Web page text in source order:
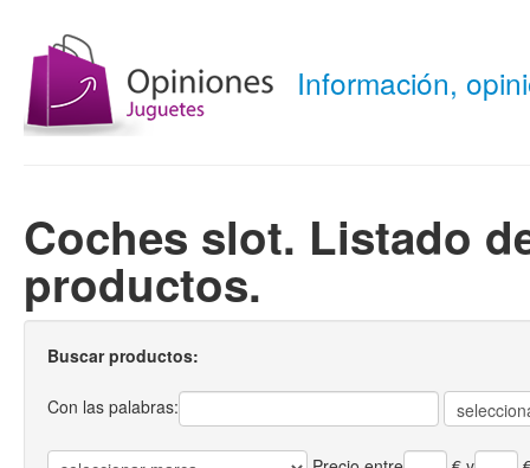
Información,
Coches slot. Listado
productos.
Buscar productos:
Con las palabras: